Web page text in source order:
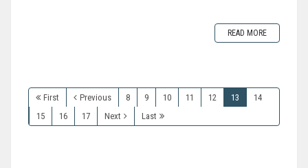
READ MORE
First Previous 8 9 10 11 12 13
14
15
16 17 Next Last